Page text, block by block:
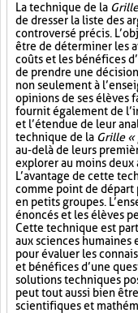
La technique de la
de dresser la liste des
controversé précis.
être de déterminer les
coûts et les bénéfices
de prendre une
non seulement à
opinions de ses élèves
fournit également de
et l’étendue de leur
technique de la Grille «
au-delà de leurs
explorer au moins deux
L’avantage de cette
comme point de départ
en petits groupes.
énoncés et les élèves
Cette technique est
aux sciences humaines
pour évaluer les
et bénéfices d’une
solutions techniques
peut tout aussi bien
scientifiques et